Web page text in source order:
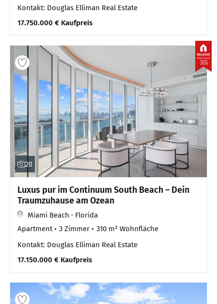
Kontakt: Douglas Elliman Real Estate
17.750.000 € Kaufpreis
20
Luxus pur im Continuum South Beach – Dein
Traumzuhause am Ozean
Miami Beach · Florida
Apartment
3 Zimmer
310 m² Wohnfläche
Kontakt: Douglas Elliman Real Estate
17.150.000 € Kaufpreis
2026
Best Property
Agents